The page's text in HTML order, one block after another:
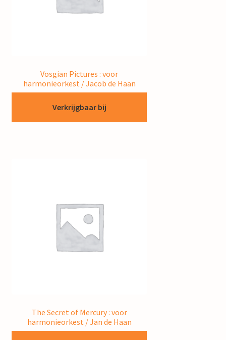
Vosgian Pictures : voor
harmonieorkest / Jacob de Haan
Verkrijgbaar bij
The Secret of Mercury : voor
harmonieorkest / Jan de Haan